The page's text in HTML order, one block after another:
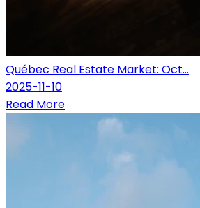
Québec Real Estate Market: Oct...
2025-11-10
Read More